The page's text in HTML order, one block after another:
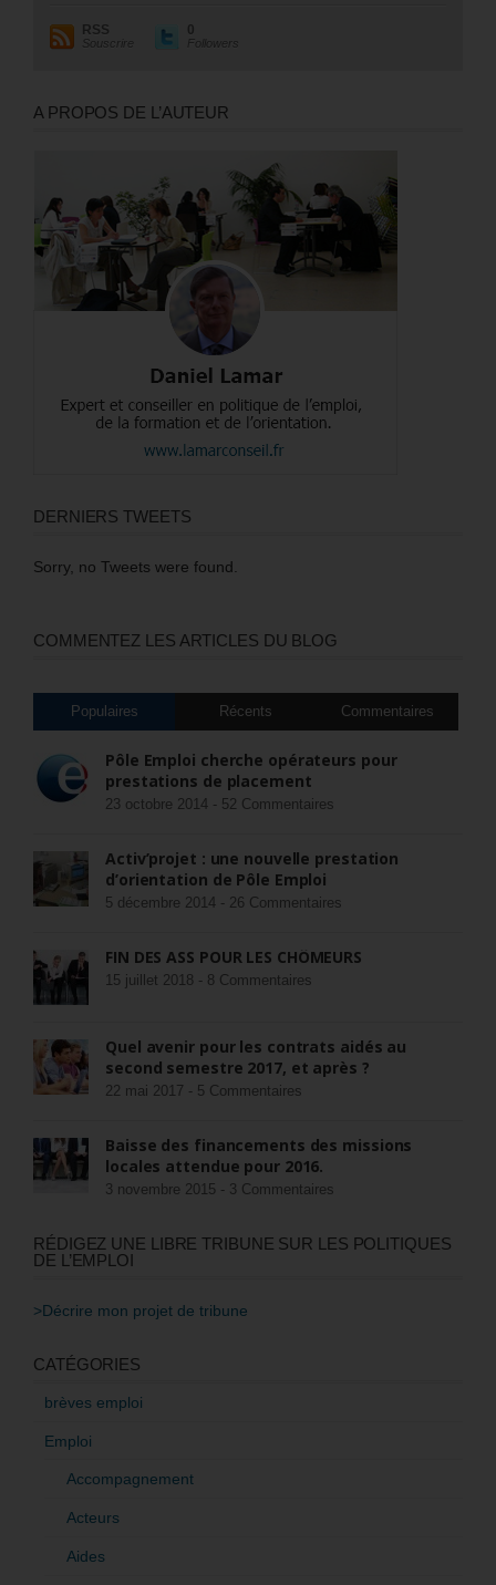
RSS
Souscrire
0
Followers
A PROPOS DE L’AUTEUR
DERNIERS TWEETS
Sorry, no Tweets were found.
COMMENTEZ LES ARTICLES DU BLOG
Populaires Récents Commentaires
Pôle Emploi cherche opérateurs pour
prestations de placement
23 octobre 2014 - 52 Commentaires
Activ’projet : une nouvelle prestation
d’orientation de Pôle Emploi
5 décembre 2014 - 26 Commentaires
FIN DES ASS POUR LES CHÔMEURS
15 juillet 2018 - 8 Commentaires
Quel avenir pour les contrats aidés au
second semestre 2017, et après ?
22 mai 2017 - 5 Commentaires
Baisse des financements des missions
locales attendue pour 2016.
3 novembre 2015 - 3 Commentaires
RÉDIGEZ UNE LIBRE TRIBUNE SUR LES POLITIQUES
DE L’EMPLOI
>Décrire mon projet de tribune
CATÉGORIES
brèves emploi
Emploi
Accompagnement
Acteurs
Aides